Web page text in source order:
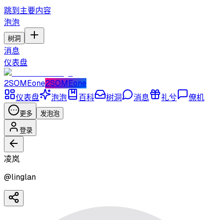
跳到主要内容
泡泡
树洞
消息
仪表盘
2SOMEone2SOMEone
仪表盘
泡泡 百科 树洞 消息 礼兮 僚机
更多 发泡泡
登录
凌岚
@linglan